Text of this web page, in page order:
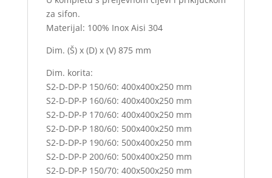
za sifon.
Materijal: 100% Inox Aisi 304
Dim. (Š) x (D) x (V) 875 mm
Dim. korita:
S2-D-DP-P 150/60: 400x400x250 mm
S2-D-DP-P 160/60: 400x400x250 mm
S2-D-DP-P 170/60: 400x400x250 mm
S2-D-DP-P 180/60: 500x400x250 mm
S2-D-DP-P 190/60: 500x400x250 mm
S2-D-DP-P 200/60: 500x400x250 mm
S2-D-DP-P 150/70: 400x500x250 mm